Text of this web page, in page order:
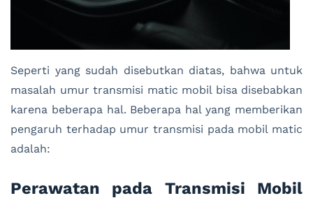
Seperti yang sudah disebutkan diatas, bahwa untuk
masalah umur transmisi matic mobil bisa disebabkan
karena beberapa hal. Beberapa hal yang memberikan
pengaruh terhadap umur transmisi pada mobil matic
adalah:
Perawatan pada Transmisi Mobil